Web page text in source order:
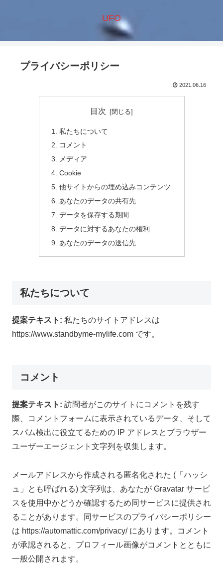
UFO
プライバシーポリシー
2021.06.16
目次
私たちについて
コメント
メディア
Cookie
他サイトからの埋め込みコンテンツ
あなたのデータの共有先
データを保存する期間
データに対するあなたの権利
あなたのデータの送信先
私たちについて
提案テキスト: 私たちのサイトアドレスは
https://www.standbyme-mylife.com です。
コメント
提案テキスト: 訪問者がこのサイトにコメントを残す
際、コメントフォームに表示されているデータ、そして
スパム検出に役立てるための IP アドレスとブラウザー
ユーザーエージェント文字列を収集します。
メールアドレスから作成される匿名化された (「ハッシ
ュ」とも呼ばれる) 文字列は、あなたが Gravatar サービ
スを使用中かどうか確認するため同サービスに提供され
ることがあります。同サービスのプライバシーポリシー
は https://automattic.com/privacy/ にあります。コメント
が承認されると、プロフィール画像がコメントとともに
一般公開されます。